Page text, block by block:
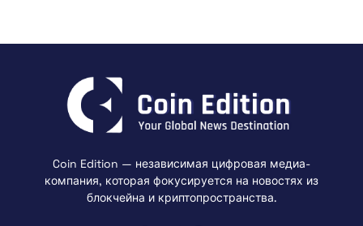
Coin Edition — независимая цифровая медиа-
компания, которая фокусируется на новостях из
блокчейна и криптопространства.